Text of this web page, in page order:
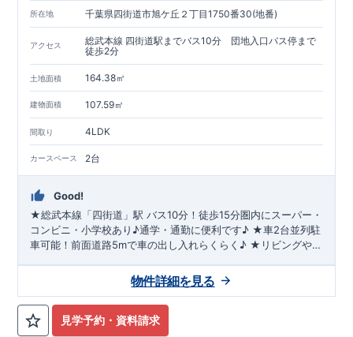
所在地 千葉県四街道市旭ケ丘２丁目1750番30(地番)
アクセス
総武本線 四街道駅までバス10分 団地入口バス停まで
徒歩2分
土地面積 164.38㎡
建物面積 107.59㎡
間取り 4LDK
カースペース 2台
Good!
★総武本線「四街道」駅 バス10分！徒歩15分圏内にスーパー・
コンビニ・小学校あり♪通学・通勤に便利です♪ ★車2台並列駐
車可能！前面道路5mで車の出し入れらくらく♪ ★リビングや主
る空間を演出してくれます♪ ★屋根があり雨が防げる【インナ
ーバルコニー】は洗濯物を干すことはもちろん、ガーデニング
や子供が遊べる空間としても使用可能♪ ★長期優良住宅物件に
つき、住宅ローン控除が最長13年に♪
見学予約・資料請求
物件詳細を見る